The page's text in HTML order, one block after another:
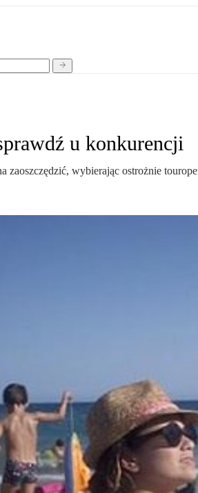
u konkurencji
zaoszczędzić, wybierając ostrożnie